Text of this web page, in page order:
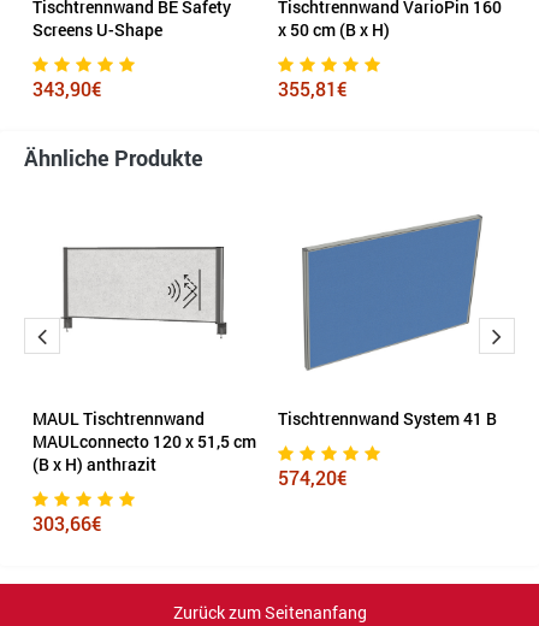
Tischtrennwand BE Safety
Screens U-Shape
343,90€
Tischtrennwand VarioPin 160
x 50 cm (B x H)
355,81€
Ähnliche Produkte
MAUL Tischtrennwand
MAULconnecto 120 x 51,5 cm
(B x H) anthrazit
303,66€
Tischtrennwand System 41 B
574,20€
Zurück zum Seitenanfang